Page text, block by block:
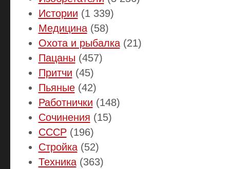
Истории (1 339)
Медицина(58)
Охота и рыбалка(21)
Пацаны (457)
Притчи (45)
Пьяные(42)
Работнички (148)
Сочинения (15)
СССР(196)
Стройка(52)
Техника(363)